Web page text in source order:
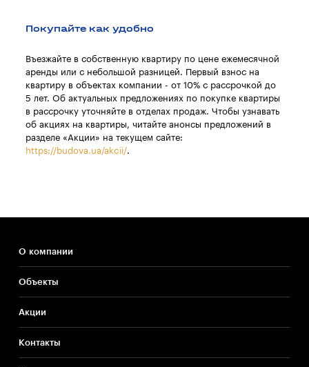
Покупайте как удобно
Въезжайте в собственную квартиру по цене ежемесячной
аренды или с небольшой разницей. Первый взнос на
квартиру в объектах компании - от 10% с рассрочкой до
5 лет. Об актуальных предложениях по покупке квартиры
в рассрочку уточняйте в отделах продаж. Чтобы узнавать
об акциях на квартиры, читайте анонсы предложений в
разделе «Акции» на текущем сайте:
https://budova.ua/akcii/.
О компании
Объекты
Акции
Контакты